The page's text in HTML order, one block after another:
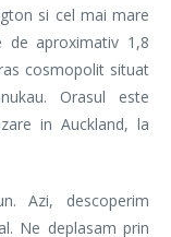
si cel mai mare
de aproximativ 1,8
cosmopolit situat
Orasul este
in Auckland, la
Azi, descoperim
Ne deplasam prin